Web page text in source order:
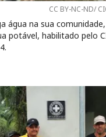
CC BY-NC-ND/
água na sua
potável, habilitado pelo